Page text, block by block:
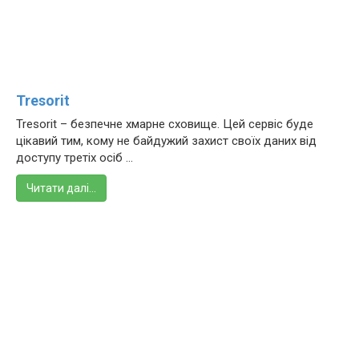
Tresorit
Tresorit – безпечне хмарне сховище. Цей сервіс буде
цікавий тим, кому не байдужий захист своїх даних від
доступу третіх осіб ...
Читати далі…